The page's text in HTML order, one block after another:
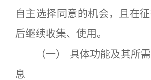
自主选择同意的机会，且在
后继续收集、使用。
（一） 具体功能及其所需
息